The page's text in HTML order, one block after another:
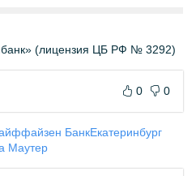
(лицензия ЦБ РФ № 3292)
0 0
БанкЕкатеринбург
Маутер